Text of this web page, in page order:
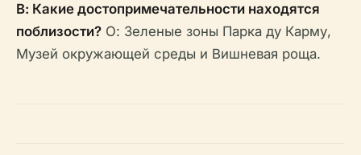
В: Какие достопримечательности находятся
поблизости? О: Зеленые зоны Парка ду Карму,
Музей окружающей среды и Вишневая роща.